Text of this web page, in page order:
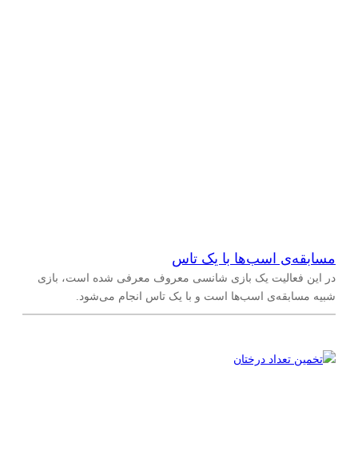
مسابقه‌‌ی اسب‌ها با یک تاس
در این فعالیت یک بازی شانسی معروف معرفی شده است، بازی
شبیه مسابقه‌ی اسب‌ها است و با یک تاس انجام می‌شود.